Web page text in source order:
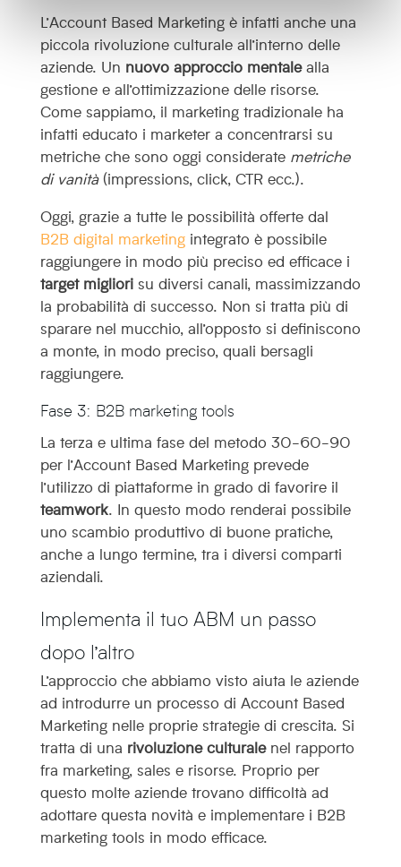
L’Account Based Marketing è infatti anche una
piccola rivoluzione culturale all’interno delle
aziende. Un nuovo approccio mentalealla
gestione e all’ottimizzazione delle risorse.
Come sappiamo, il marketing tradizionale ha
infatti educato i marketer a concentrarsi su
metriche che sono oggi considerate metriche
di vanità(impressions, click, CTR ecc.).
Oggi, grazie a tutte le possibilità offerte dal
B2B digital marketingintegrato è possibile
raggiungere in modo più preciso ed efficace i
target migliorisu diversi canali, massimizzando
la probabilità di successo. Non si tratta più di
sparare nel mucchio, all’opposto si definiscono
a monte, in modo preciso, quali bersagli
raggiungere.
Fase 3: B2B marketing tools
La terza e ultima fase del metodo 30-60-90
per l’Account Based Marketing prevede
l’utilizzo di piattaforme in grado di favorire il
teamwork. In questo modo renderai possibile
uno scambio produttivo di buone pratiche,
anche a lungo termine, tra i diversi comparti
aziendali.
Implementa il tuo ABM un passo
dopo l’altro
L’approccio che abbiamo visto aiuta le aziende
ad introdurre un processo di Account Based
Marketing nelle proprie strategie di crescita. Si
tratta di una rivoluzione culturalenel rapporto
fra marketing, sales e risorse. Proprio per
questo molte aziende trovano difficoltà ad
adottare questa novità e implementare i B2B
marketing tools in modo efficace.